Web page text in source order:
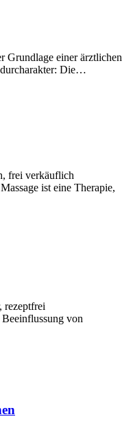
Grundlage einer ärztlichen
Die…
frei verkäuflich
ist eine Therapie,
rezeptfrei
von